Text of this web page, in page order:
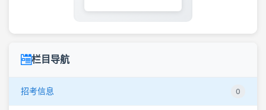
栏目导航
招考信息 0